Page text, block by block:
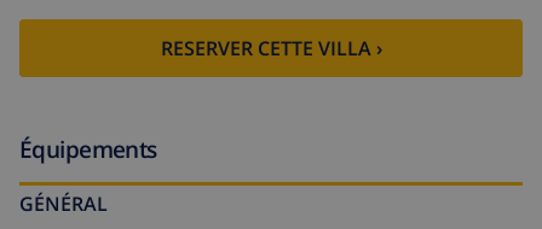
Intérieur de la villa
salle à manger
3 chambres à coucher et 2 salles de bain
RESERVER CETTE VILLA ›
Équipements
GÉNÉRAL